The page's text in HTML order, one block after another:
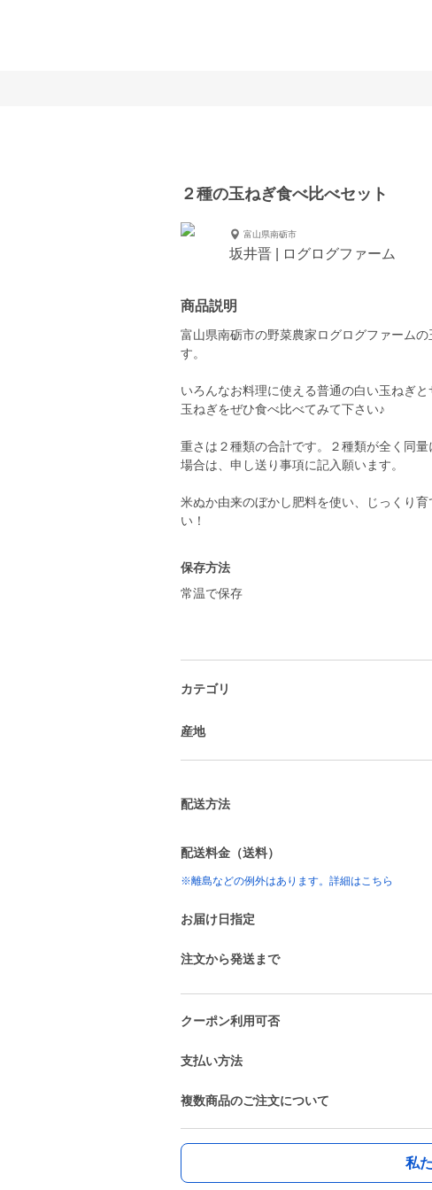
２種の玉ねぎ食べ比べセット
富山県南砺市
坂井晋 | ログログファーム
商品説明
富山県南砺市の野菜農家ログログファーム
す。
いろんなお料理に使える普通の白い玉ねぎ
玉ねぎをぜひ食べ比べてみて下さい♪
重さは２種類の合計です。２種類が全く同
場合は、申し送り事項に記入願います。
米ぬか由来のぼかし肥料を使い、じっくり
い！
保存方法
常温で保存
カテゴリ
産地
配送方法
配送料金（送料）
※離島などの例外はあります。詳細はこちら
お届け日指定
注文から発送まで
クーポン利用可否
支払い方法
複数商品のご注文について
私